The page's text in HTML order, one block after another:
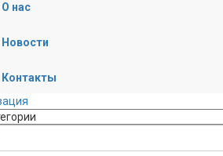
О нас
Новости
Контакты